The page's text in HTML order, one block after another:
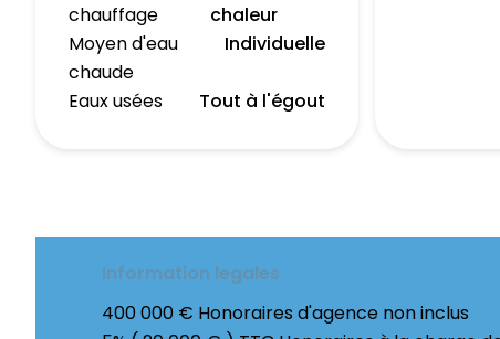
chauffage
chaleur
Moyen d'eau
chaude
Individuelle
Eaux usées Tout à l'égout
Information legales
400 000 € Honoraires d'agence non inclus